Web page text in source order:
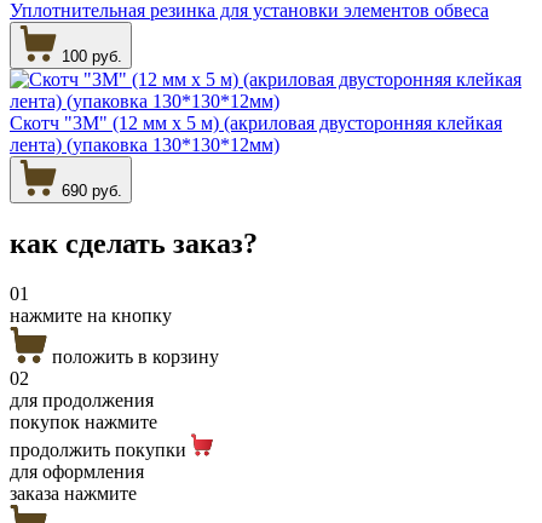
Уплотнительная резинка для установки элементов обвеса
100 руб.
Скотч "3М" (12 мм х 5 м) (акриловая двусторонняя клейкая
лента) (упаковка 130*130*12мм)
690 руб.
как сделать заказ?
01
нажмите на кнопку
положить в корзину
02
для продолжения
покупок нажмите
продолжить покупки
для оформления
заказа нажмите